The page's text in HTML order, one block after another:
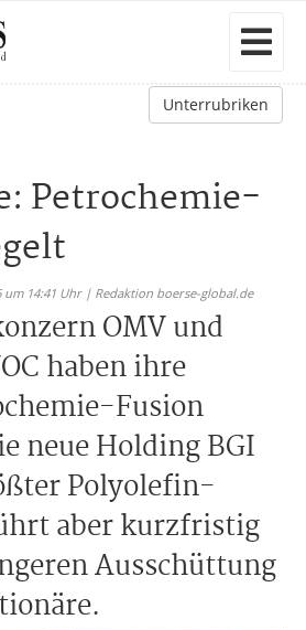
Unterrubriken
Petrochemie-
um 14:41 Uhr | Redaktion boerse-global.de
OMV und
haben ihre
Fusion
neue Holding BGI
Polyolefin-
aber kurzfristig
Ausschüttung